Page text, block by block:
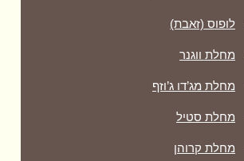
לופוס (זאבת)
מחלת ווגנר
מחלת מג’דו ג’וזף
מחלת סטיל
מחלת קרוהן